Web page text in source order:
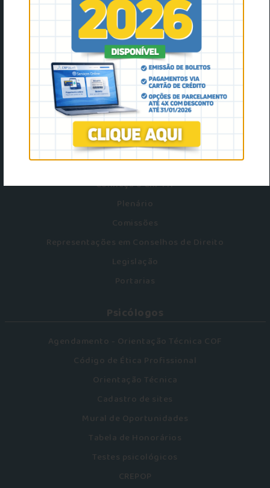
facebook
instagramyoutube
Twitter
Rua das Pérolas, 201, Bosque da Saúde, Cuiabá - MT,
78050-090
(65) 3627-7188
crpmt@crpmt.org.br
8h ás 17h
Dpto de Orientação Técnica:
65 9 9235-4113
O Conselho
Conheça o CRP MT
Plenário
Comissões
Representações em Conselhos de Direito
Legislação
Portarias
Psicólogos
Agendamento - Orientação Técnica COF
Código de Ética Profissional
Orientação Técnica
Cadastro de sites
Mural de Oportunidades
Tabela de Honorários
Testes psicológicos
CREPOP